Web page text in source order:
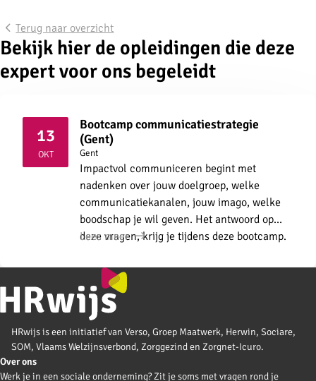
Terug naar overzicht
Bekijk hier de opleidingen die deze
expert voor ons begeleidt
13
OKT2026
Bootcamp communicatiestrategie
(Gent)
Gent
Impactvol communiceren begint met
nadenken over jouw doelgroep, welke
communicatiekanalen, jouw imago, welke
boodschap je wil geven. Het antwoord op
deze vragen, krijg je tijdens deze bootcamp.
Lees meer
HRwijs is een initiatief van Verso, Groep Maatwerk, Herwin, Sociare,
SOM, Vlaams Welzijnsverbond, Zorggezind en Zorgnet-Icuro.
Over ons
Werk je in een sociale onderneming? Zit je soms met vragen rond je